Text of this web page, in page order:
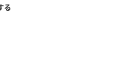
る